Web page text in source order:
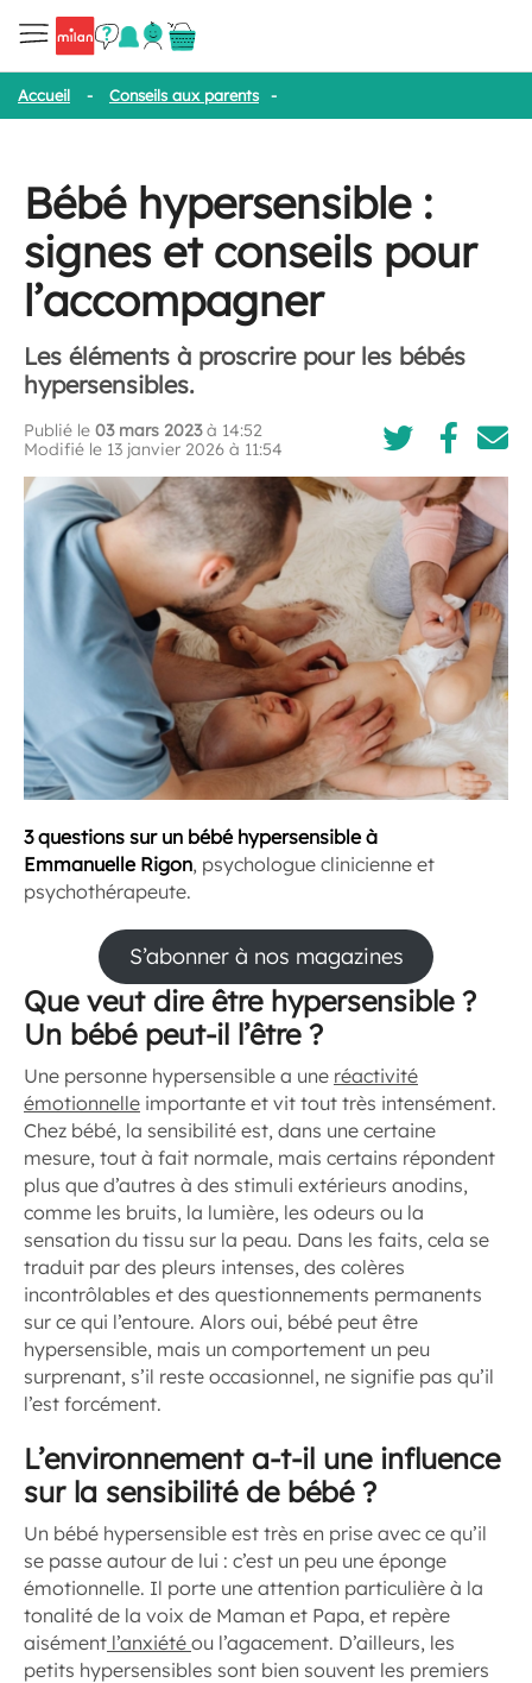
Accueil - Conseils aux parents -
Bébé hypersensible :
signes et conseils pour
l’accompagner
Les éléments à proscrire pour les bébés
hypersensibles.
Publié le 03 mars 2023à 14:52
Modifié le 13 janvier 2026 à 11:54
3 questions sur un bébé hypersensible à
Emmanuelle Rigon, psychologue clinicienne et
psychothérapeute.
S’abonner à nos magazines
Que veut dire être hypersensible ?
Un bébé peut-il l’être ?
Une personne hypersensible a une réactivité
émotionnelle importante et vit tout très intensément.
Chez bébé, la sensibilité est, dans une certaine
mesure, tout à fait normale, mais certains répondent
plus que d’autres à des stimuli extérieurs anodins,
comme les bruits, la lumière, les odeurs ou la
sensation du tissu sur la peau. Dans les faits, cela se
traduit par des pleurs intenses, des colères
incontrôlables et des questionnements permanents
sur ce qui l’entoure. Alors oui, bébé peut être
hypersensible, mais un comportement un peu
surprenant, s’il reste occasionnel, ne signifie pas qu’il
l’est forcément.
L’environnement a-t-il une influence
sur la sensibilité de bébé ?
Un bébé hypersensible est très en prise avec ce qu’il
se passe autour de lui : c’est un peu une éponge
émotionnelle. Il porte une attention particulière à la
tonalité de la voix de Maman et Papa, et repère
aisément l’anxiété ou l’agacement. D’ailleurs, les
petits hypersensibles sont bien souvent les premiers